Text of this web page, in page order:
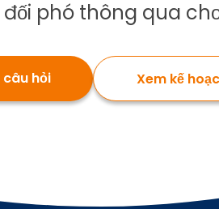
phó thông qua
câu hỏi Xem kế